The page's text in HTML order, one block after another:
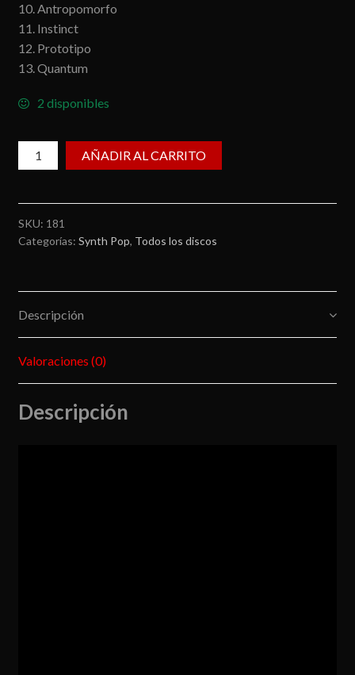
10. Antropomorfo
11. Instinct
12. Prototipo
13. Quantum
2 disponibles
Nexus
8
cantidad
AÑADIR AL CARRITO
SKU: 181
Categorías: Synth Pop, Todos los discos
Descripción
Valoraciones (0)
Descripción